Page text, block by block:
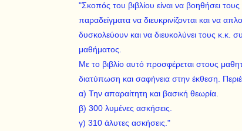
"Σκοπός του βιβλίου είναι να βοηθήσει
παραδείγματα να διευκρινίζονται και να
δυσκολεύουν και να διευκολύνει τους κ.κ.
μαθήματος.
Με το βιβλίο αυτό προσφέρεται στους
διατύπωση και σαφήνεια στην έκθεση.
α) Την απαραίτητη και βασική θεωρία.
β) 300 λυμένες ασκήσεις.
γ) 310 άλυτες ασκήσεις."